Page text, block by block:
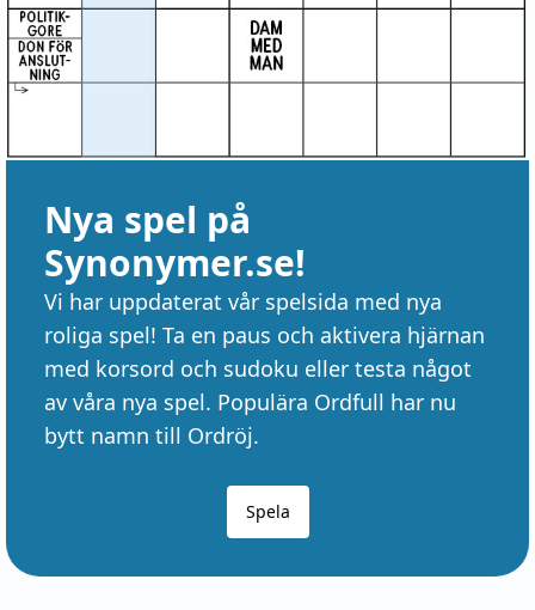
Nya spel på
Synonymer.se!
Vi har uppdaterat vår spelsida med nya
roliga spel! Ta en paus och aktivera hjärnan
med korsord och sudoku eller testa något
av våra nya spel. Populära Ordfull har nu
bytt namn till Ordröj.
Spela